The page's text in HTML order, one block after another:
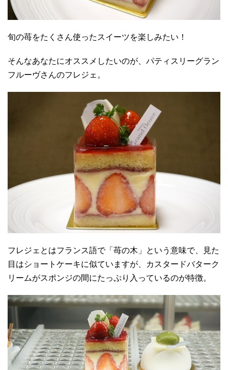
旬の苺をたくさん使ったスイーツを楽しみたい！
そんなあなたにオススメしたいのが、パティスリーグラン
フルーヴさんのフレジェ。
フレジェとはフランス語で「苺の木」という意味で、見た
目はショートケーキに似ていますが、カスタードバターク
リームがスポンジの間にたっぷり入っているのが特徴。